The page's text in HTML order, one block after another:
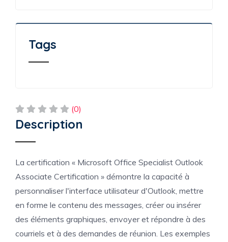
(0)
Description
La certification « Microsoft Office Specialist Outlook
Associate Certification » démontre la capacité à
personnaliser l'interface utilisateur d'Outlook, mettre
en forme le contenu des messages, créer ou insérer
des éléments graphiques, envoyer et répondre à des
courriels et à des demandes de réunion. Les exemples
Tags